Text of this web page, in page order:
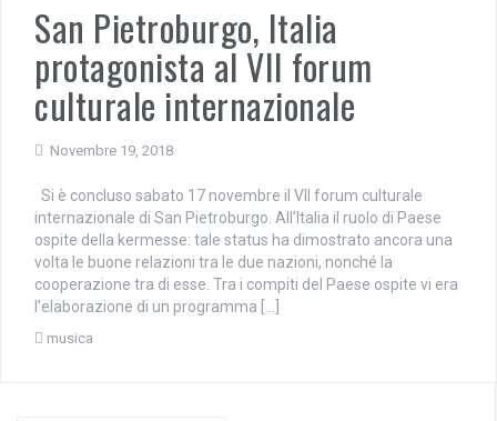
San Pietroburgo, Italia
protagonista al VII forum
culturale internazionale
Novembre 19, 2018
Si è concluso sabato 17 novembre il VII forum culturale
internazionale di San Pietroburgo. All’Italia il ruolo di Paese
ospite della kermesse: tale status ha dimostrato ancora una
volta le buone relazioni tra le due nazioni, nonché la
cooperazione tra di esse. Tra i compiti del Paese ospite vi era
l’elaborazione di un programma […]
musica